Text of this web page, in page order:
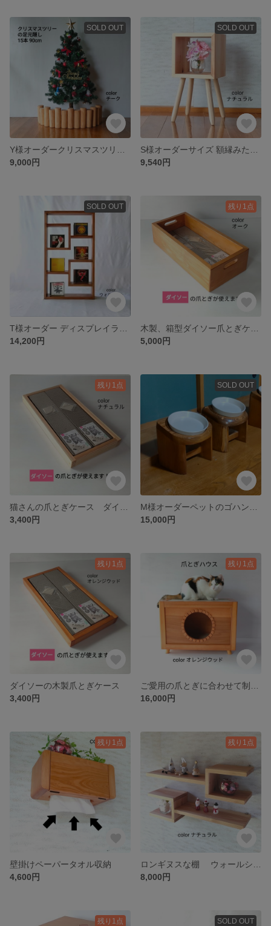
SOLD OUT
9,000円
SOLD OUT
9,540円
SOLD OUT
14,200円
残り1点
5,000円
残り1点
3,400円
SOLD OUT
15,000円
残り1点
ダイソーの木製爪とぎケース
3,400円
残り1点
16,000円
残り1点
壁掛けペーパータオル収納
4,600円
残り1点
8,000円
残り1点 SOLD OUT